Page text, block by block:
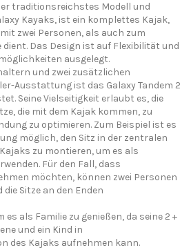
traditionsreichstes Modell und
Kayaks, ist ein komplettes Kajak,
mit zwei Personen, als auch zum
dient. Das Design ist auf Flexibilität und
ausgelegt.
und zwei zusätzlichen
Ausstattung ist das GalaxyTandem 2
Seine Vielseitigkeit erlaubt es, die
die mit dem Kajak kommen, zu
zu optimieren. Zum Beispiel ist es
möglich, den Sitz in der zentralen
zu montieren, um es als
Für den Fall, dass
möchten, können zwei Personen
die Sitze an den Enden
es als Familie zu genießen, da seine 2 +
und ein Kind in
des Kajaks aufnehmen kann.